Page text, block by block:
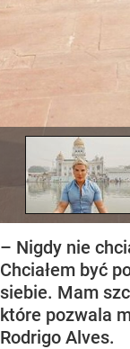
– Nigdy nie
Chciałem być
siebie. Mam
które pozwala
Rodrigo Alves.